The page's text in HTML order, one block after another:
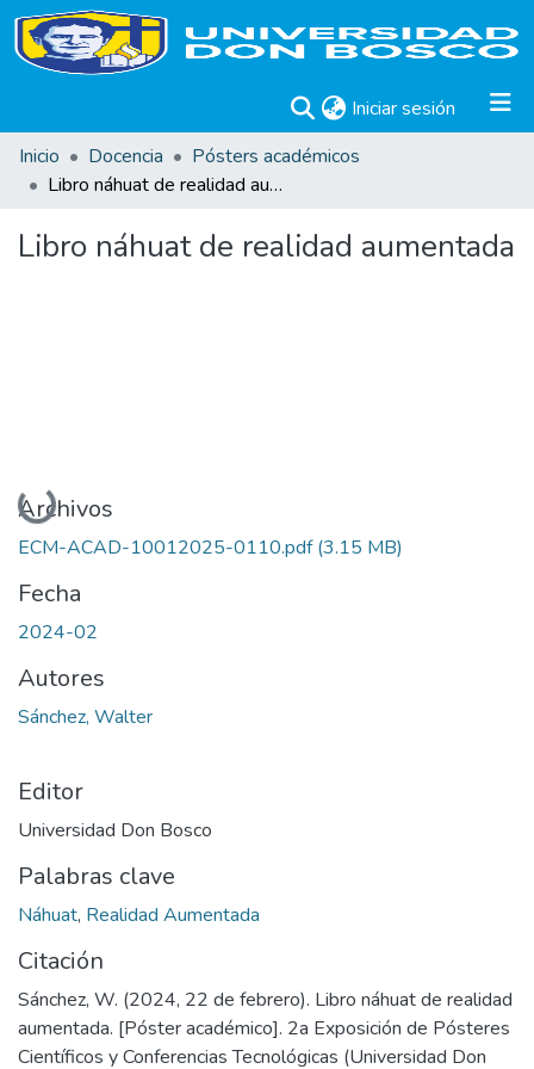
Iniciar sesión (current)
Inicio
Docencia
Pósters académicos
Libro náhuat de realidad aumentada
Libro náhuat de realidad aumentada
Cargando...
Archivos
ECM-ACAD-10012025-0110.pdf(3.15 MB)
Fecha
2024-02
Autores
Sánchez, Walter
Editor
Universidad Don Bosco
Palabras clave
Náhuat, Realidad Aumentada
Citación
Sánchez, W. (2024, 22 de febrero). Libro náhuat de realidad
aumentada. [Póster académico]. 2a Exposición de Pósteres
Científicos y Conferencias Tecnológicas (Universidad Don